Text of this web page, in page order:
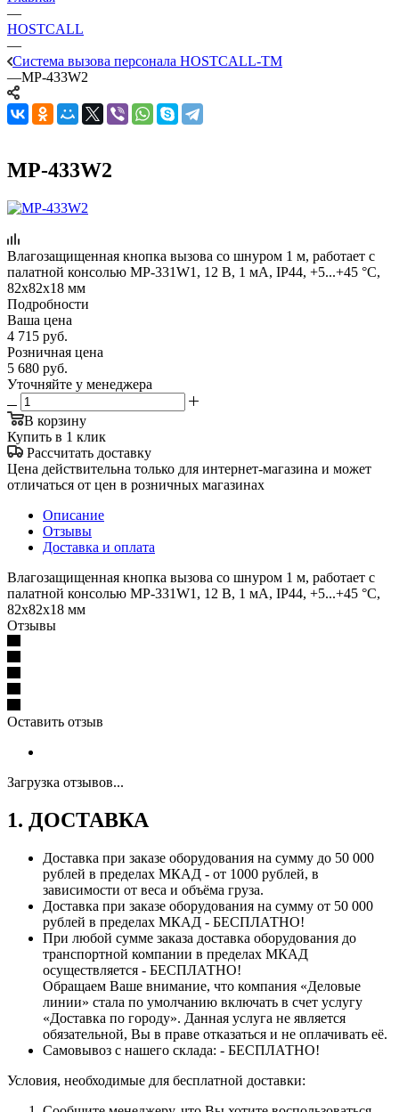
—
HOSTCALL
—
Система вызова персонала HOSTCALL-TM
—MP-433W2
MP-433W2
Влагозащищенная кнопка вызова со шнуром 1 м, работает с
палатной консолью MP-331W1, 12 В, 1 мА, IP44, +5...+45 °С,
82х82х18 мм
Подробности
Ваша цена
4 715 руб.
Розничная цена
5 680 руб.
Уточняйте у менеджера
В корзину
Купить в 1 клик
Рассчитать доставку
Цена действительна только для интернет-магазина и может
отличаться от цен в розничных магазинах
Описание
Отзывы
Доставка и оплата
Влагозащищенная кнопка вызова со шнуром 1 м, работает с
палатной консолью MP-331W1, 12 В, 1 мА, IP44, +5...+45 °С,
82х82х18 мм
Отзывы
Оставить отзыв
Загрузка отзывов...
1. ДОСТАВКА
Доставка при заказе оборудования на сумму до 50 000
рублей в пределах МКАД - от 1000 рублей, в
зависимости от веса и объёма груза.
Доставка при заказе оборудования на сумму от 50 000
рублей в пределах МКАД - БЕСПЛАТНО!
При любой сумме заказа доставка оборудования до
транспортной компании в пределах МКАД
осуществляется - БЕСПЛАТНО!
Обращаем Ваше внимание, что компания «Деловые
линии» стала по умолчанию включать в счет услугу
«Доставка по городу». Данная услуга не является
обязательной, Вы в праве отказаться и не оплачивать её.
Самовывоз с нашего склада: - БЕСПЛАТНО!
Условия, необходимые для бесплатной доставки: